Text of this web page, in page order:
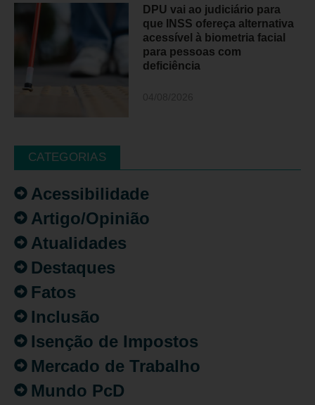
DPU vai ao judiciário para
que INSS ofereça alternativa
acessível à biometria facial
para pessoas com
deficiência
CATEGORIAS
Acessibilidade
Artigo/Opinião
Atualidades
Destaques
Fatos
Inclusão
Isenção de Impostos
Mercado de Trabalho
Mundo PcD